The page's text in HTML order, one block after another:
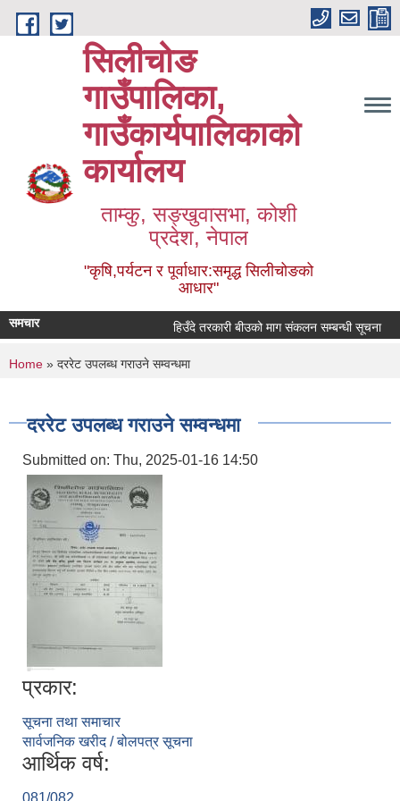
Skip to main content
सिलीचोङ
गाउँपालिका,
गाउँकार्यपालिकाको
कार्यालय
ताम्कु, सङ्‍खुवासभा, कोशी
प्रदेश, नेपाल
"कृषि,पर्यटन र पूर्वाधार:समृद्ध सिलीचोङको
आधार"
समचार हिउँदे तरकारी बीउको माग संकलन सम्बन्धी सूचना
You are here
Home » दररेट उपलब्ध गराउने सम्वन्धमा
दररेट उपलब्ध गराउने सम्वन्धमा
Submitted on: Thu, 2025-01-16 14:50
प्रकार:
सूचना तथा समाचार
सार्वजनिक खरीद / बोलपत्र सूचना
आर्थिक वर्ष: